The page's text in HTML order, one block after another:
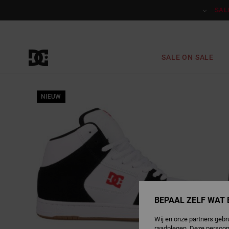
SALE ON SALE
NIEUW
BEPAAL ZELF WAT
Wij en onze partners